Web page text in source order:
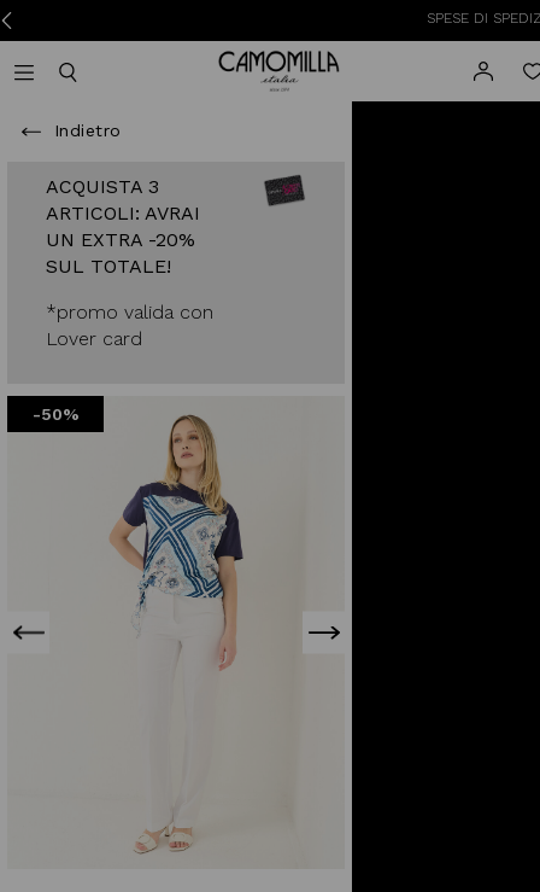
SPESE DI
Camomilla Italia®
Indietro
ACQUISTA 3
ARTICOLI: AVRAI
UN EXTRA -20%
SUL TOTALE!
*promo valida con
Lover card
-50%
Successivo